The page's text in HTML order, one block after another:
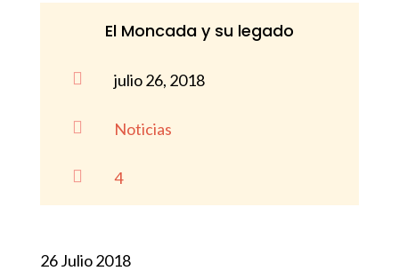
El Moncada y su legado
 julio 26, 2018
 Noticias
 4
26 Julio 2018